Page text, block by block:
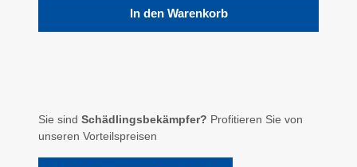
In den Warenkorb
Sie sind Schädlingsbekämpfer? Profitieren Sie von
unseren Vorteilspreisen